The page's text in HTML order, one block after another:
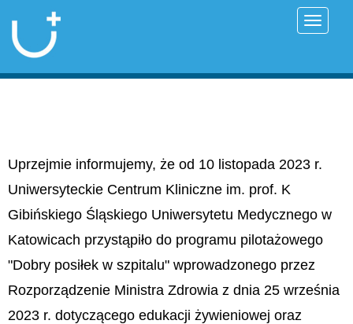
Uprzejmie informujemy, że od 10 listopada 2023 r.
Uniwersyteckie Centrum Kliniczne im. prof. K
Gibińskiego Śląskiego Uniwersytetu Medycznego w
Katowicach przystąpiło do programu pilotażowego
"Dobry posiłek w szpitalu" wprowadzonego przez
Rozporządzenie Ministra Zdrowia z dnia 25 września
2023 r. dotyczącego edukacji żywieniowej oraz